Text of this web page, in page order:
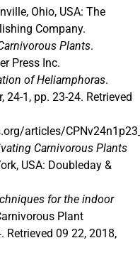
Ohio, USA: The
Company.
Plants.
Press Inc.
of Heliamphoras.
24-1, pp. 23-24. Retrieved
articles/
Carnivorous Plants
USA: Doubleday &
for the indoor
Plant
Retrieved 09 22, 2018,